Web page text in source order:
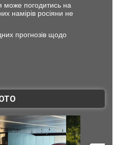
може погодитись на
намірів росіяни не
прогнозів щодо